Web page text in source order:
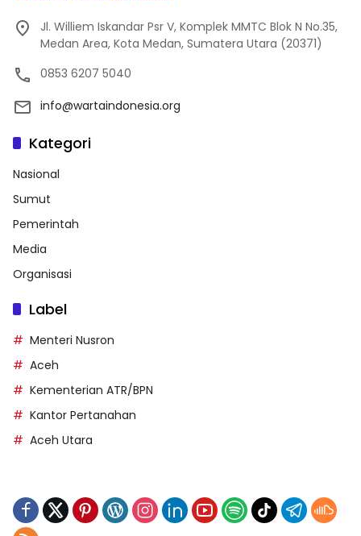
Jl. Williem Iskandar Psr V, Komplek MMTC Blok N No.35,
Medan Area, Kota Medan, Sumatera Utara (20371)
0853 6207 5040
info@wartaindonesia.org
Kategori
Nasional
Sumut
Pemerintah
Media
Organisasi
Label
Menteri Nusron
Aceh
Kementerian ATR/BPN
Kantor Pertanahan
Aceh Utara